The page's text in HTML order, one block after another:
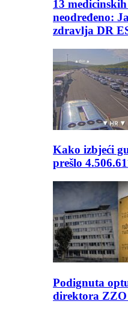
13
neodređeno:
zdravlja DR
Kako izbjeći
prešlo
Podignuta
direktora